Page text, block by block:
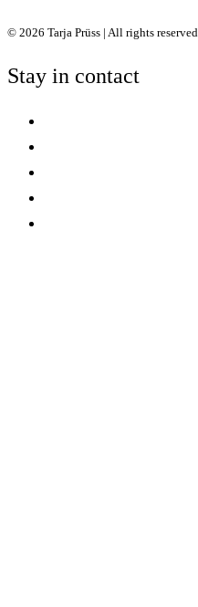
© 2026 Tarja Prüss | All rights reserved
Stay in contact